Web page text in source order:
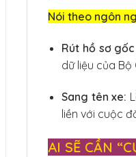
Nói theo ngôn
Rút hồ sơ
dữ liệu của Bộ
Sang tên xe:
liền với cuộc
AI SẼ CẦN